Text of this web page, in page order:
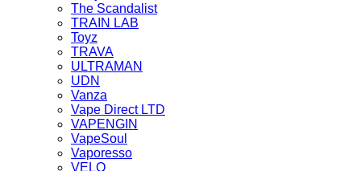
The Scandalist
TRAIN LAB
Toyz
TRAVA
ULTRAMAN
UDN
Vanza
Vape Direct LTD
VAPENGIN
VapeSoul
Vaporesso
VELO